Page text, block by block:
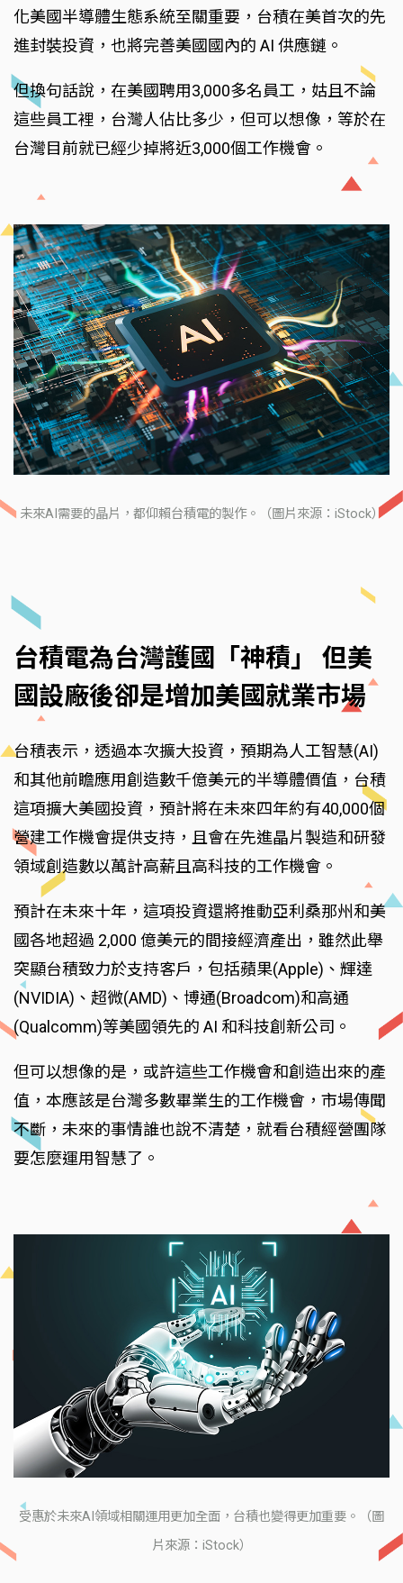
化美國半導體生態系統至關重要，台積在美首次的先
進封裝投資，也將完善美國國內的 AI 供應鏈。
但換句話說，在美國聘用3,000多名員工，姑且不論
這些員工裡，台灣人佔比多少，但可以想像，等於在
台灣目前就已經少掉將近3,000個工作機會。
未來AI需要的晶片，都仰賴台積電的製作。（圖片來源：iStock）
台積電為台灣護國「神積」 但美
國設廠後卻是增加美國就業市場
台積表示，透過本次擴大投資，預期為人工智慧(AI)
和其他前瞻應用創造數千億美元的半導體價值，台積
這項擴大美國投資，預計將在未來四年約有40,000個
營建工作機會提供支持，且會在先進晶片製造和研發
領域創造數以萬計高薪且高科技的工作機會。
預計在未來十年，這項投資還將推動亞利桑那州和美
國各地超過 2,000 億美元的間接經濟產出，雖然此舉
突顯台積致力於支持客戶，包括蘋果(Apple)、輝達
(NVIDIA)、超微(AMD)、博通(Broadcom)和高通
(Qualcomm)等美國領先的 AI 和科技創新公司。
但可以想像的是，或許這些工作機會和創造出來的產
值，本應該是台灣多數畢業生的工作機會，市場傳聞
不斷，未來的事情誰也說不清楚，就看台積經營團隊
要怎麼運用智慧了。
受惠於未來AI領域相關運用更加全面，台積也變得更加重要。（圖
片來源：iStock）